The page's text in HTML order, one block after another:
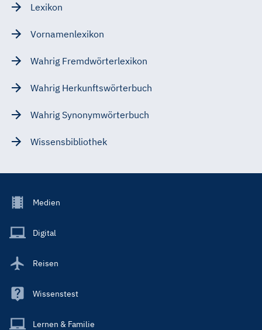
Lexikon
Vornamenlexikon
Wahrig Fremdwörterlexikon
Wahrig Herkunftswörterbuch
Wahrig Synonymwörterbuch
Wissensbibliothek
Footer
Main
Medien
Digital
Reisen
Wissenstest
Lernen & Familie